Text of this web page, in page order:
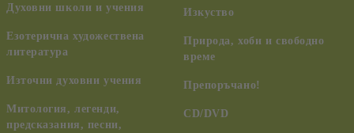
Духовни школи и учения
Езотерична художествена
литература
Източни духовни учения
Митология, легенди,
предсказания, песни,
Изкуство
Природа, хоби и свободно
време
Препоръчано!
CD/DVD